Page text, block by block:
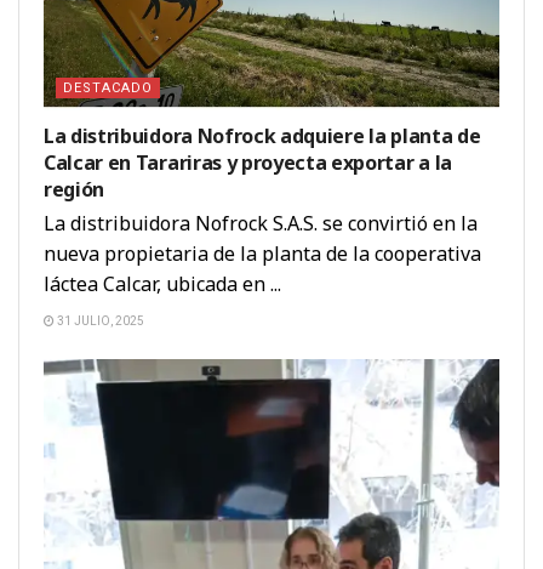
DESTACADO
La distribuidora Nofrock adquiere la planta de
Calcar en Tarariras y proyecta exportar a la
región
La distribuidora Nofrock S.A.S. se convirtió en la
nueva propietaria de la planta de la cooperativa
láctea Calcar, ubicada en ...
31 JULIO, 2025